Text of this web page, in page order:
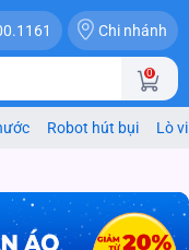
Chi nhánh
0
Robot hút bụi Lò